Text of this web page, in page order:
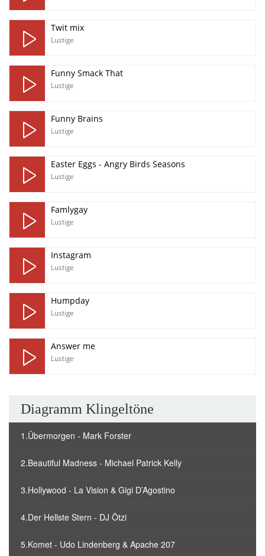
Twit mix
Lustige
Funny Smack That
Lustige
Funny Brains
Lustige
Easter Eggs - Angry Birds Seasons
Lustige
Famlygay
Lustige
Instagram
Lustige
Humpday
Lustige
Answer me
Lustige
Diagramm Klingeltöne
1.Übermorgen - Mark Forster
2.Beautiful Madness - Michael Patrick Kelly
3.Hollywood - La Vision & Gigi D’Agostino
4.Der Hellste Stern - DJ Ötzi
5.Komet - Udo Lindenberg & Apache 207